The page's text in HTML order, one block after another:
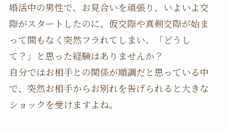
婚活中の男性で、お見合いを頑張り、いよいよ交
際がスタートしたのに、仮交際や真剣交際が始ま
って間もなく突然フラれてしまい、「どうし
て？」と思った経験はありませんか？
自分ではお相手との関係が順調だと思っている中
で、突然お相手からお別れを告げられると大きな
ショックを受けますよね。